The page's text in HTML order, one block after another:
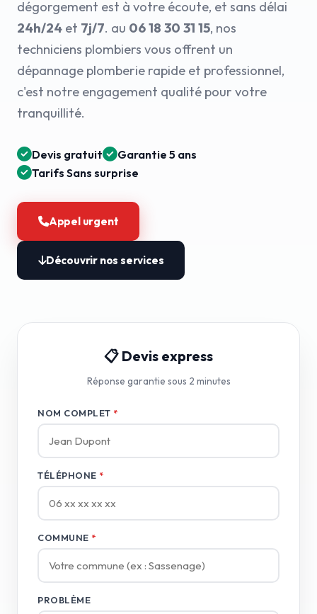
dégorgement est à votre écoute, et sans délai
24h/24 et 7j/7. au 06 18 30 31 15, nos
techniciens plombiers vous offrent un
dépannage plomberie rapide et professionnel,
c'est notre engagement qualité pour votre
tranquillité.
Devis gratuit
Garantie 5 ans
Tarifs Sans surprise
Appel urgent
Découvrir nos services
📋 Devis express
Réponse garantie sous 2 minutes
NOM COMPLET *
TÉLÉPHONE *
COMMUNE *
PROBLÈME